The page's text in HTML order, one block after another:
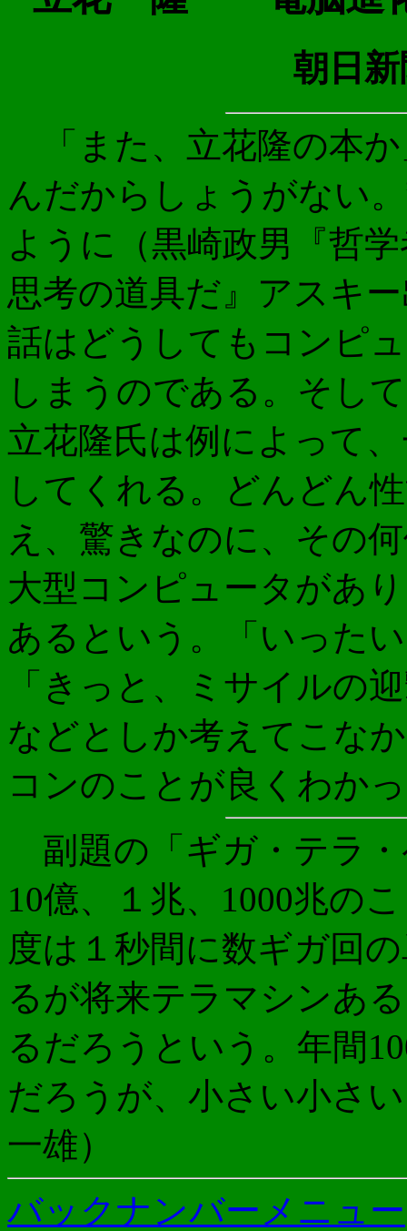
朝日
「また、立花隆の本
んだからしょうがない
ように（黒崎政男『哲
思考の道具だ』アスキ
話はどうしてもコンピ
しまうのである。そし
立花隆氏は例によって
してくれる。どんどん
え、驚きなのに、その
大型コンピュータがあ
あるという。「いった
「きっと、ミサイルの
などとしか考えてこな
コンのことが良くわか
副題の「ギガ・テラ
10億、１兆、1000兆の
度は１秒間に数ギガ回
るが将来テラマシンあ
るだろうという。年間
だろうが、小さい小さ
一雄）
バックナンバーメニュー